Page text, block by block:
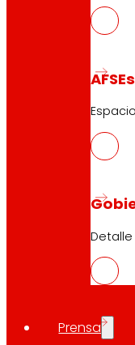
AFSEs
Prensa